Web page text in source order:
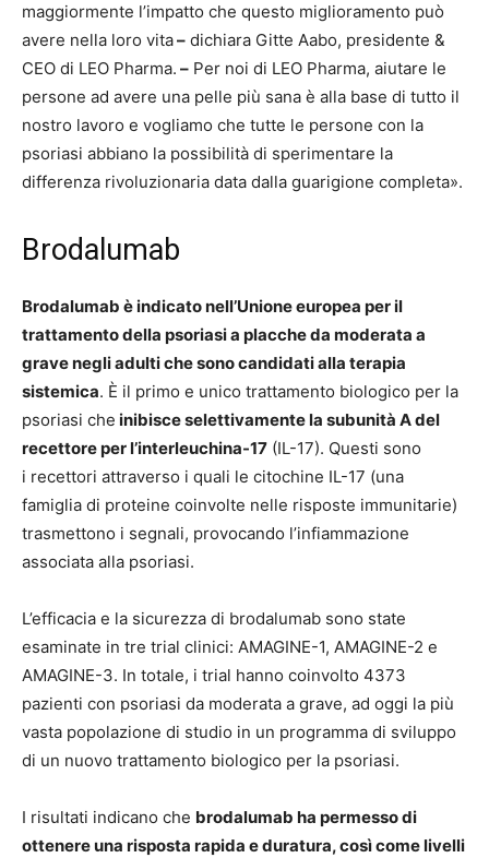
maggiormente l’impatto che questo miglioramento può
avere nella loro vita– dichiara Gitte Aabo, presidente &
CEO di LEO Pharma. – Per noi di LEO Pharma, aiutare le
persone ad avere una pelle più sana è alla base di tutto il
nostro lavoro e vogliamo che tutte le persone con la
psoriasi abbiano la possibilità di sperimentare la
differenza rivoluzionaria data dalla guarigione completa».
Brodalumab
Brodalumab è indicato nell’Unione europea per il
trattamento della psoriasi a placche da moderata a
grave negli adulti che sono candidati alla terapia
sistemica. È il primo e unico trattamento biologico per la
psoriasi che inibisce selettivamentela subunità A del
recettore per l’interleuchina-17 (IL-17). Questi sono
i recettori attraverso i quali le citochine IL-17 (una
famiglia di proteine coinvolte nelle risposte immunitarie)
trasmettono i segnali, provocando l’infiammazione
associata alla psoriasi.
L’efficacia e la sicurezza di brodalumab sono state
esaminate in tre trial clinici: AMAGINE-1, AMAGINE-2 e
AMAGINE-3. In totale, i trial hanno coinvolto 4373
pazienti con psoriasi da moderata a grave, ad oggi la più
vasta popolazione di studio in un programma di sviluppo
di un nuovo trattamento biologico per la psoriasi.
I risultati indicano che brodalumab ha permesso di
ottenere una risposta rapida e duratura, così come livelli